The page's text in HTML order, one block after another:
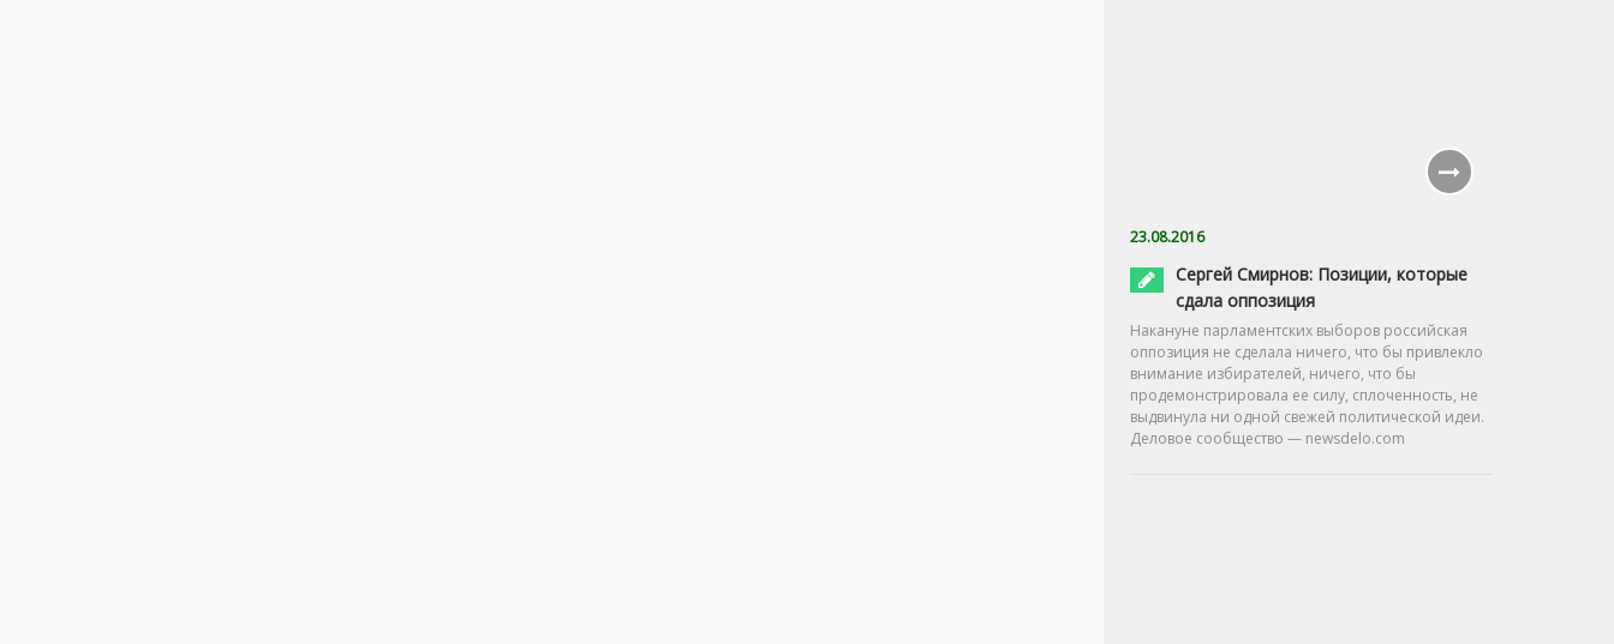
23.08.2016
Сергей Смирнов: Позиции, которые
сдала оппозиция
Накануне парламентских выборов российская
оппозиция не сделала ничего, что бы привлекло
внимание избирателей, ничего, что бы
продемонстрировала ее силу, сплоченность, не
выдвинула ни одной свежей политической идеи.
Деловое сообщество — newsdelo.com